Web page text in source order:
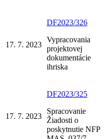
17. 7. 2023
DF2023/326
Vypracovania
projektovej
dokumentácie
ihriska
17. 7. 2023
DF2023/325
Spracovanie
Žiadosti o
poskytnutie NFP